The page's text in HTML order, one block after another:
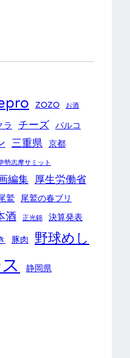
ZOZO お酒
ラ チーズ パルコ
三重県 京都
勢志摩サミット
編集 厚生労働省
鷲 尾鷲の春ブリ
酒 正光錦 決算発表
豚肉 野球めし
静岡県